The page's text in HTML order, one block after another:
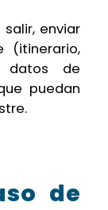
enviar
(itinerario,
datos de
puedan
de